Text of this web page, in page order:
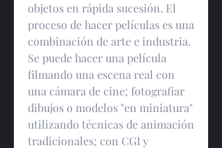
objetos en rápida sucesión. El
proceso de hacer películas es una
combinación de arte e industria.
Se puede hacer una película
filmando una escena real con
una cámara de cine; fotografiar
dibujos o modelos "en miniatura"
utilizando técnicas de animación
tradicionales; con CGI y